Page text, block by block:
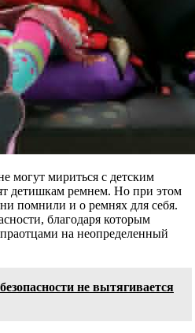
могут мириться с детским
детишкам ремнем. Но при этом
помнили и о ремнях для себя.
благодаря которым
на неопределенный
не вытягивается